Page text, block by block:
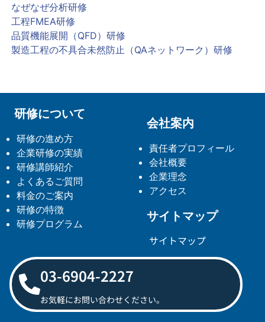
なぜなぜ分析研修
工程FMEA研修
品質機能展開（QFD）研修
製造工程の不具合未然防止（QAネットワーク）研修
研修について
研修の進め方
企業研修の実績
研修講師紹介
よくあるご質問
料金のご案内
研修の特徴
研修プログラム
会社案内
責任者プロフィール
会社概要
企業理念
アクセス
サイトマップ
サイトマップ
03-6904-2227
お気軽にお問い合わせください。